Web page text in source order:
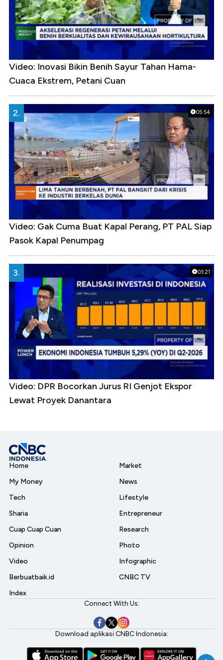
Video: Inovasi Bikin Benih Sayur Tahan Hama-
Cuaca Ekstrem, Petani Cuan
05:54
2.
Video: Gak Cuma Buat Kapal Perang, PT PAL Siap
Pasok Kapal Penumpag
03:21
3.
Video: DPR Bocorkan Jurus RI Genjot Ekspor
Lewat Proyek Danantara
Home
My Money
Tech
Sharia
Cuap Cuap Cuan
Opinion
Video
Berbuatbaik.id
Index
Market
News
Lifestyle
Entrepreneur
Research
Photo
Infographic
CNBC TV
Connect With Us:
Download aplikasi CNBC Indonesia: